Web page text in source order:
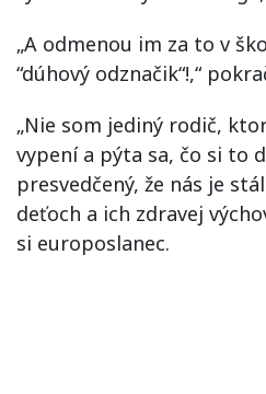
„A odmenou im za to v
“dúhový odznačik“!,“
„Nie som jediný rodič,
vypení a pýta sa, čo si to
presvedčený, že nás je
deťoch a ich zdravej
si europoslanec.